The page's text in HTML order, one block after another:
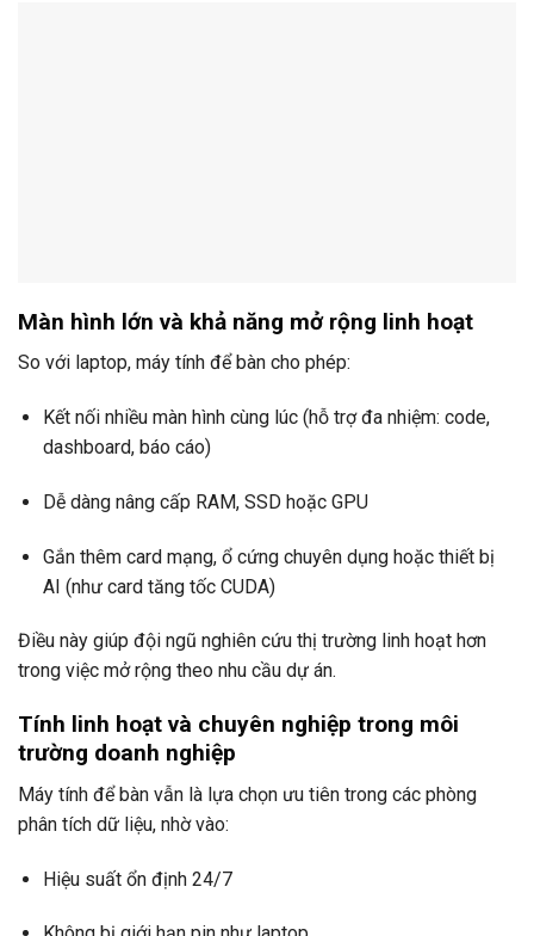
Màn hình lớn và khả năng mở rộng linh hoạt
So với laptop, máy tính để bàn cho phép:
Kết nối nhiều màn hình cùng lúc (hỗ trợ đa nhiệm: code,
dashboard, báo cáo)
Dễ dàng nâng cấp RAM, SSD hoặc GPU
Gắn thêm card mạng, ổ cứng chuyên dụng hoặc thiết bị
AI (như card tăng tốc CUDA)
Điều này giúp đội ngũ nghiên cứu thị trường linh hoạt hơn
trong việc mở rộng theo nhu cầu dự án.
Tính linh hoạt và chuyên nghiệp trong môi
trường doanh nghiệp
Máy tính để bàn vẫn là lựa chọn ưu tiên trong các phòng
phân tích dữ liệu, nhờ vào:
Hiệu suất ổn định 24/7